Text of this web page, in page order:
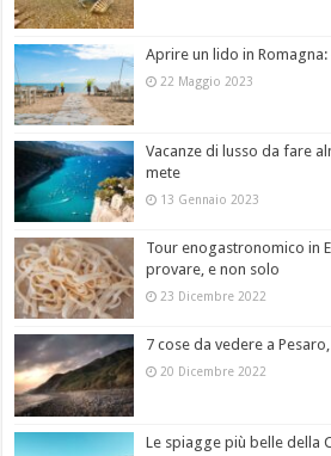
Aprire un lido in
22 Maggio 2023
Vacanze di lusso da fare
mete
13 Gennaio 2023
Tour enogastronomico in
provare, e non solo
23 Dicembre 2022
7 cose da vedere a
20 Dicembre 2022
Le spiagge più belle della